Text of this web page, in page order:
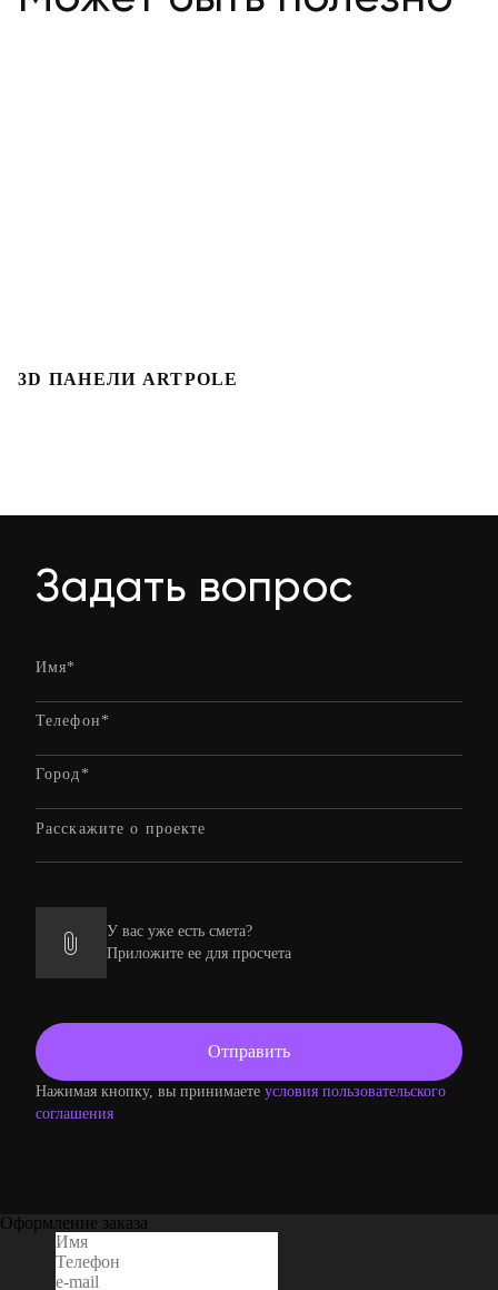
3D ПАНЕЛИ ARTPOLE
Задать вопрос
У вас уже есть смета?
Приложите ее для просчета
Нажимая кнопку, вы принимаете условия пользовательского
соглашения
Оформление заказа